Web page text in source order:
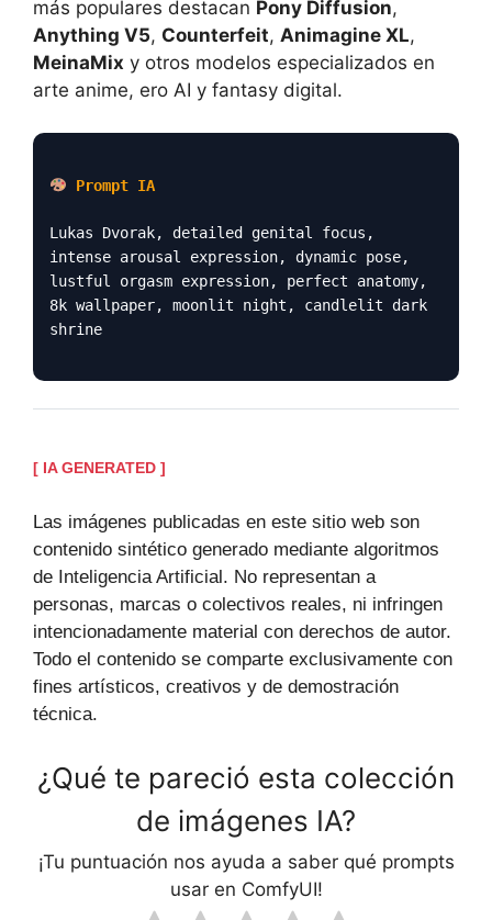
más populares destacan Pony Diffusion,
Anything V5, Counterfeit, Animagine XL,
MeinaMix y otros modelos especializados en
arte anime, ero AI y fantasy digital.
Prompt IA
Lukas Dvorak, detailed genital focus,
intense arousal expression, dynamic pose,
lustful orgasm expression, perfect anatomy,
8k wallpaper, moonlit night, candlelit dark
shrine
[ IA GENERATED ]
Las imágenes publicadas en este sitio web son
contenido sintético generado mediante algoritmos
de Inteligencia Artificial. No representan a
personas, marcas o colectivos reales, ni infringen
intencionadamente material con derechos de autor.
Todo el contenido se comparte exclusivamente con
fines artísticos, creativos y de demostración
técnica.
¿Qué te pareció esta colección
de imágenes IA?
¡Tu puntuación nos ayuda a saber qué prompts
usar en ComfyUI!